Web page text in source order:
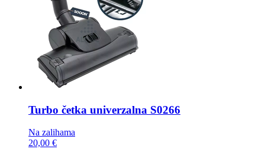
Turbo četka univerzalna S0266
Na zalihama
20,00 €